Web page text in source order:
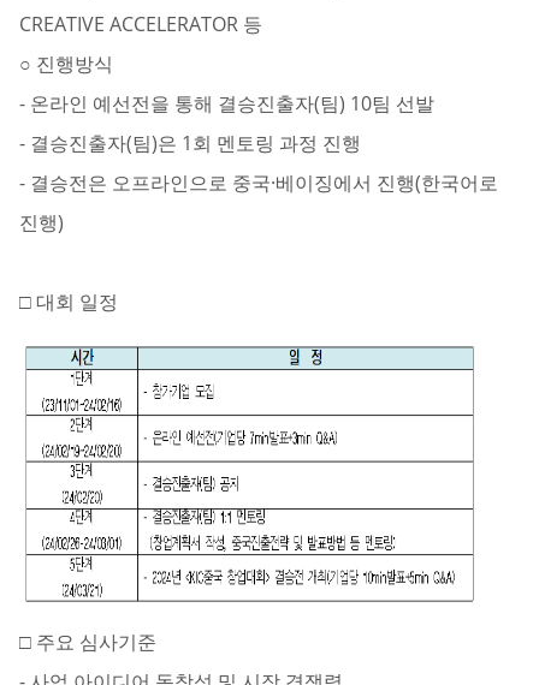
CREATIVE ACCELERATOR 등
○ 진행방식
- 온라인 예선전을 통해 결승진출자(팀) 10팀 선발
- 결승진출자(팀)은 1회 멘토링 과정 진행
- 결승전은 오프라인으로 중국·베이징에서 진행(한국어로
진행)
□ 대회 일정
□ 주요 심사기준